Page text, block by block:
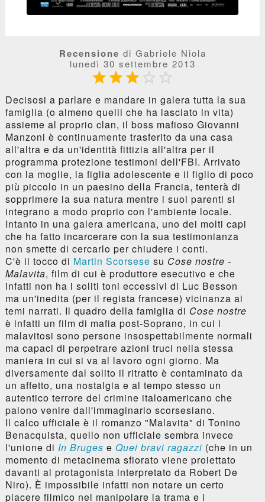
Recensione di Gabriele Niola
lunedì 30 settembre 2013
  
Decisosi a parlare e mandare in galera tutta la sua
famiglia (o almeno quelli che ha lasciato in vita)
assieme al proprio clan, il boss mafioso Giovanni
Manzoni è continuamente trasferito da una casa
all'altra e da un'identità fittizia all'altra per il
programma protezione testimoni dell'FBI. Arrivato
con la moglie, la figlia adolescente e il figlio di poco
più piccolo in un paesino della Francia, tenterà di
sopprimere la sua natura mentre i suoi parenti si
integrano a modo proprio con l'ambiente locale.
Intanto in una galera americana, uno dei molti capi
che ha fatto incarcerare con la sua testimonianza
non smette di cercarlo per chiudere i conti.
C'è il tocco di Martin Scorsese su Cose nostre -
Malavita, film di cui è produttore esecutivo e che
infatti non ha i soliti toni eccessivi di Luc Besson
ma un'inedita (per il regista francese) vicinanza ai
temi narrati. Il quadro della famiglia di Cose nostre
è infatti un film di mafia post-Soprano, in cui i
malavitosi sono persone insospettabilmente normali
ma capaci di perpetrare azioni truci nella stessa
maniera in cui si va al lavoro ogni giorno. Ma
diversamente dal solito il ritratto è contaminato da
un affetto, una nostalgia e al tempo stesso un
autentico terrore del crimine italoamericano che
paiono venire dall'immaginario scorsesiano.
Il calco ufficiale è il romanzo "Malavita" di Tonino
Benacquista, quello non ufficiale sembra invece
l'unione di In Bruges e Quei bravi ragazzi (che in un
momento di metacinema sfiorato viene proiettato
davanti al protagonista interpretato da Robert De
Niro). È impossibile infatti non notare un certo
piacere filmico nel manipolare la trama e i